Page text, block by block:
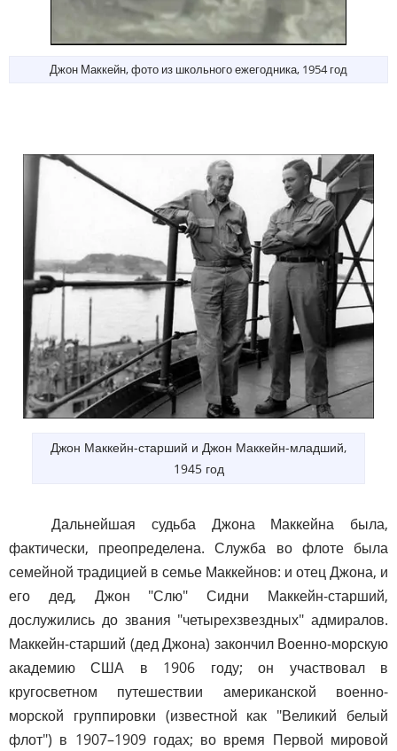
Джон Маккейн, фото из школьного ежегодника, 1954 год
Джон Маккейн-старший и Джон Маккейн-младший,
1945 год
Дальнейшая судьба Джона Маккейна была,
фактически, преопределена. Служба во флоте была
семейной традицией в семье Маккейнов: и отец Джона, и
его дед, Джон "Слю" Сидни Маккейн-старший,
дослужились до звания "четырехзвездных" адмиралов.
Маккейн-старший (дед Джона) закончил Военно-морскую
академию США в 1906 году; он участвовал в
кругосветном путешествии американской военно-
морской группировки (известной как "Великий белый
флот") в 1907–1909 годах; во время Первой мировой